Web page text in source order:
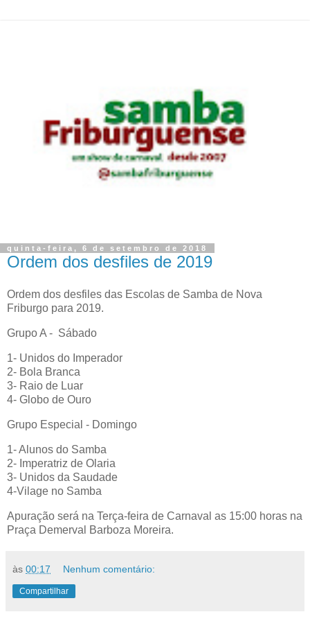
quinta-feira, 6 de setembro de 2018
Ordem dos desfiles de 2019
Ordem dos desfiles das Escolas de Samba de Nova
Friburgo para 2019.
Grupo A - Sábado
1- Unidos do Imperador
2- Bola Branca
3- Raio de Luar
4- Globo de Ouro
Grupo Especial - Domingo
1- Alunos do Samba
2- Imperatriz de Olaria
3- Unidos da Saudade
4-Vilage no Samba
Apuração será na Terça-feira de Carnaval as 15:00 horas na
Praça Demerval Barboza Moreira.
às 00:17 Nenhum comentário:
Compartilhar